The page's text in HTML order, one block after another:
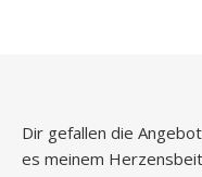
Dir gefallen die
es meinem